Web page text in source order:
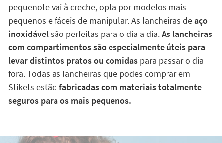
pequenote vai à creche, opta por modelos mais
pequenos e fáceis de manipular. As lancheiras deaço
inoxidávelsão perfeitas para o dia a dia.As lancheiras
com compartimentos são especialmente úteis para
levar distintos pratos ou comidaspara passar o dia
fora. Todas as lancheiras que podes comprar em
Stikets estão fabricadas com materiais totalmente
seguros para os mais pequenos.